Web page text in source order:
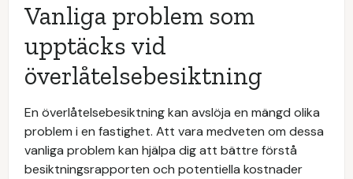
Vanliga problem som
upptäcks vid
överlåtelsebesiktning
En överlåtelsebesiktning kan avslöja en mängd olika
problem i en fastighet. Att vara medveten om dessa
vanliga problem kan hjälpa dig att bättre förstå
besiktningsrapporten och potentiella kostnader